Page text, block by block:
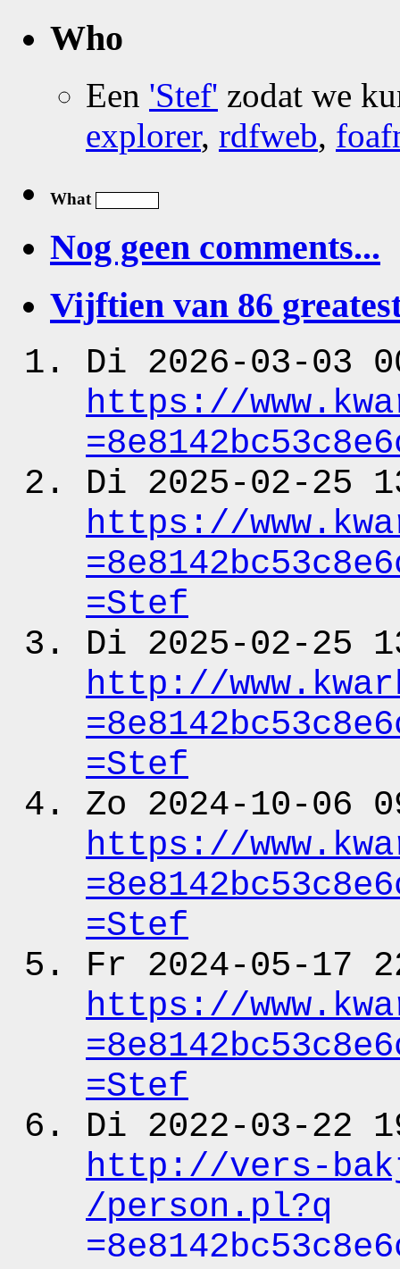
Who
Een 'Stef' zodat we
explorer, rdfweb,
What
Nog geen comments...
Vijftien van 86
Di 2026-03-03
https://
Di 2025-02-25
https://
=Stef
Di 2025-02-25
http://
=Stef
Zo 2024-10-06
https://
=Stef
Fr 2024-05-17
https://
=Stef
Di 2022-03-22
http://vers-
/person.pl?q